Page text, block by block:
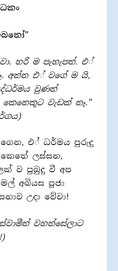
හරි ම පැහැපත්. එ්
අන්න එ් වගේ ම යි,
වුණත්
වැඩක් නෑ.”
එ් ධර්මය පුරුදු
ලස්සන,
ව පුබුදු වී අප
අබියස පූජා
උදා වේවා!
වහන්සේලාට